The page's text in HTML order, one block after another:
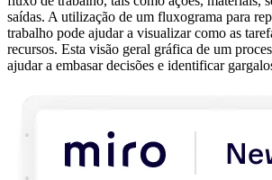
saídas. A utilização de um fluxograma para
trabalho pode ajudar a visualizar como as
recursos. Esta visão geral gráfica de um
ajudar a embasar decisões e identificar